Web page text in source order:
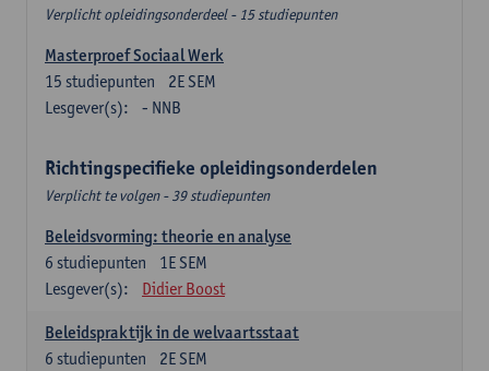
Verplicht opleidingsonderdeel - 15 studiepunten
Masterproef Sociaal Werk
2E SEM
15 studiepunten
Lesgever(s):
- NNB
Richtingspecifieke opleidingsonderdelen
Verplicht te volgen - 39 studiepunten
Beleidsvorming: theorie en analyse
1E SEM
6 studiepunten
Lesgever(s):
Didier Boost
Beleidspraktijk in de welvaartsstaat
2E SEM
6 studiepunten